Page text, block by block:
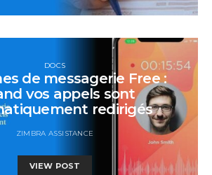
DOCS
de messagerie Free :
vos appels sont
redirigés
ZIMBRA ASSISTANCE
VIEW POST